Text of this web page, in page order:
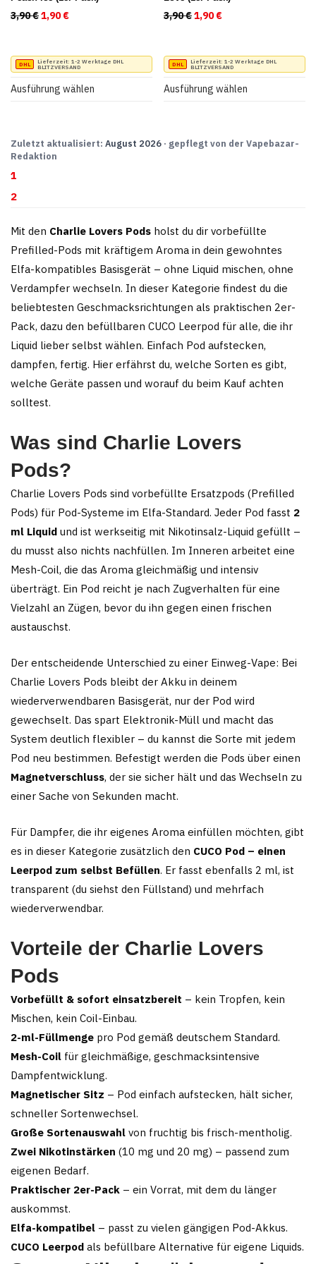
werden
werden
3,90€Ursprünglicher Preis war: 3,90 €
1,90€ Aktueller Preis ist: 1,90 €.
Lieferzeit: 1-2 Werktage DHL
BLITZVERSAND
Ausführung wählen
Dieses
Produkt
Varianten
auf.
Die
Optionen
werden
3,90€Ursprünglicher Preis
1,90€
Lieferzeit: 1-2 Werktage DHL
BLITZVERSAND
Ausführung wählen
Dieses
Produkt
Varianten
werden
Zuletzt aktualisiert: August 2026 · gepflegt von der Vapebazar-
Redaktion
1
2
Mit den Charlie Lovers Pods holst du dir vorbefüllte
Prefilled-Pods mit kräftigem Aroma in dein gewohntes
Elfa-kompatibles Basisgerät – ohne Liquid mischen, ohne
Verdampfer wechseln. In dieser Kategorie findest du die
beliebtesten Geschmacksrichtungen als praktischen 2er-
Pack, dazu den befüllbaren CUCO Leerpod für alle, die ihr
Liquid lieber selbst wählen. Einfach Pod aufstecken,
dampfen, fertig. Hier erfährst du, welche Sorten es gibt,
welche Geräte passen und worauf du beim Kauf achten
solltest.
Was sind Charlie Lovers
Pods?
Charlie Lovers Pods sind vorbefüllte Ersatzpods (Prefilled
Pods) für Pod-Systeme im Elfa-Standard. Jeder Pod fasst 2
ml Liquid und ist werkseitig mit Nikotinsalz-Liquid gefüllt –
du musst also nichts nachfüllen. Im Inneren arbeitet eine
Mesh-Coil, die das Aroma gleichmäßig und intensiv
überträgt. Ein Pod reicht je nach Zugverhalten für eine
Vielzahl an Zügen, bevor du ihn gegen einen frischen
austauschst.
Der entscheidende Unterschied zu einer Einweg-Vape: Bei
Charlie Lovers Pods bleibt der Akku in deinem
wiederverwendbaren Basisgerät, nur der Pod wird
gewechselt. Das spart Elektronik-Müll und macht das
System deutlich flexibler – du kannst die Sorte mit jedem
Pod neu bestimmen. Befestigt werden die Pods über einen
Magnetverschluss, der sie sicher hält und das Wechseln zu
einer Sache von Sekunden macht.
Für Dampfer, die ihr eigenes Aroma einfüllen möchten, gibt
es in dieser Kategorie zusätzlich den CUCO Pod – einen
Leerpod zum selbst Befüllen. Er fasst ebenfalls 2 ml, ist
transparent (du siehst den Füllstand) und mehrfach
wiederverwendbar.
Vorteile der Charlie Lovers
Pods
Vorbefüllt & sofort einsatzbereit – kein Tropfen, kein
Mischen, kein Coil-Einbau.
2-ml-Füllmenge pro Pod gemäß deutschem Standard.
Mesh-Coil für gleichmäßige, geschmacksintensive
Dampfentwicklung.
Magnetischer Sitz – Pod einfach aufstecken, hält sicher,
schneller Sortenwechsel.
Große Sortenauswahl von fruchtig bis frisch-mentholig.
Zwei Nikotinstärken (10 mg und 20 mg) – passend zum
eigenen Bedarf.
Praktischer 2er-Pack – ein Vorrat, mit dem du länger
auskommst.
Elfa-kompatibel – passt zu vielen gängigen Pod-Akkus.
CUCO Leerpod als befüllbare Alternative für eigene Liquids.